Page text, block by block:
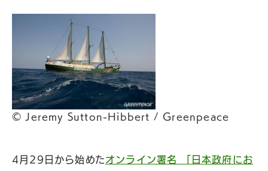
© Jeremy Sutton-Hibbert / Greenpeace
4月29日から始めたオンライン署名 「日本政府にお